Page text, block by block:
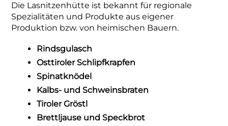
Die Lasnitzenhütte ist bekannt für regionale
Spezialitäten und Produkte aus eigener
Produktion bzw. von heimischen Bauern.
Rindsgulasch
Osttiroler Schlipfkrapfen
Spinatknödel
Kalbs- und Schweinsbraten
Tiroler Gröstl
Brettljause und Speckbrot